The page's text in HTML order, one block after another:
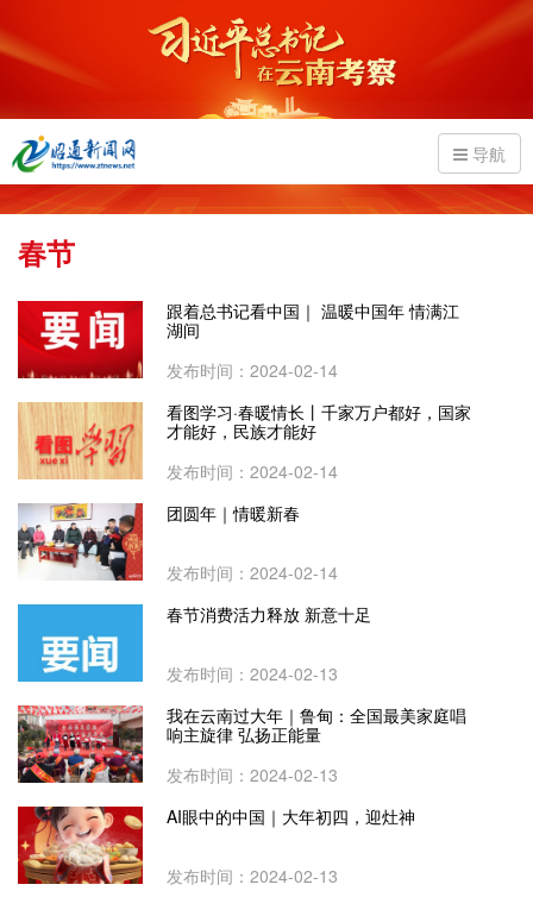
导航
春节
跟着总书记看中国｜ 温暖中国年 情满江
湖间
发布时间：2024-02-14
看图学习·春暖情长丨千家万户都好，国家
才能好，民族才能好
发布时间：2024-02-14
团圆年｜情暖新春
发布时间：2024-02-14
春节消费活力释放 新意十足
发布时间：2024-02-13
我在云南过大年｜鲁甸：全国最美家庭唱
响主旋律 弘扬正能量
发布时间：2024-02-13
AI眼中的中国｜大年初四，迎灶神
发布时间：2024-02-13